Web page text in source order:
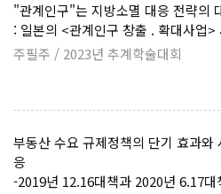
"관계인구"는 지방소멸 대응 전략의
: 일본의 <관계인구 창출 . 확대사업>
주필주 / 2023년 추계학술대회
부동산 수요 규제정책의 단기 효과와
응
-2019년 12.16대책과 2020년 6.17대